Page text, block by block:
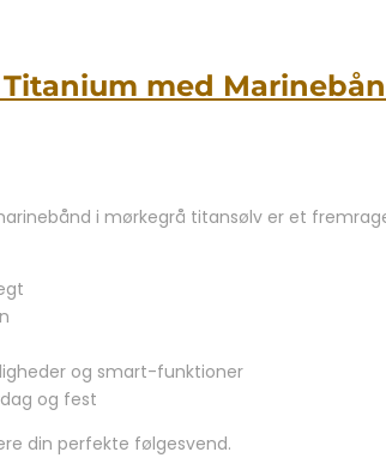
med
i mørkegrå titansølv er et
og smart-funktioner
og fest
din perfekte følgesvend.